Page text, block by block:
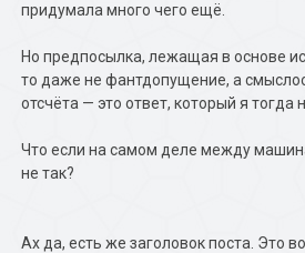
придумала много чего ещё.
Но предпосылка, лежащая в основе
то даже не фантдопущение, а
отсчёта — это ответ, который я тогда
Что если на самом деле между
не так?
Ах да, есть же заголовок поста. Это